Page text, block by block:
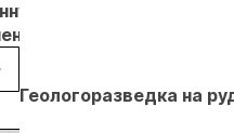
ГОК
Геологоразведка на